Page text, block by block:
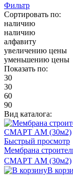
Фильтр
Сортировать по:
наличию
наличию
алфавиту
увеличению цены
уменьшению цены
Показать по:
30
30
60
90
Вид каталога:
Быстрый просмотр
Мембрана
СМАРТ AM (30м2)
В